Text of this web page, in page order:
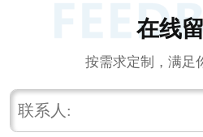
在线
按需求定制，满足